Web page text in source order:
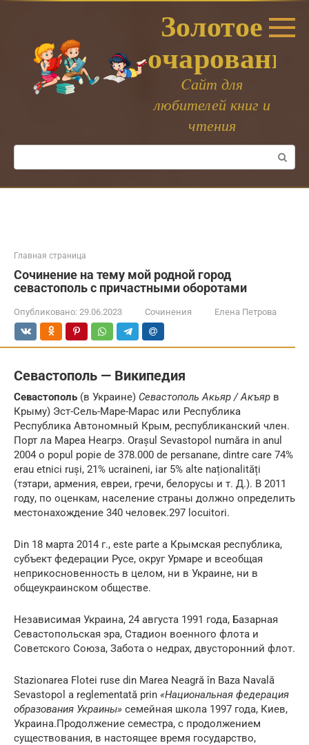
Золотое
очарование
Cайт для
любителей книг и
чтения
Поиск:
Главная страница
Сочинение на тему мой родной город
севастополь с причастными оборотами
Опубликовано: 29.06.2023 Сочинения Елена Петрова
Севастополь — Википедия
Севастополь (в Украине) СевастопольАкьяр / Акъяр в
Крыму) Эст-Сель-Маре-Марас или Республика
Республика Автономный Крым, республиканский член.
Порт ла Мареа Неагрэ. Orașul Sevastopol număra in anul
2004 o popul popie de 378.000 de persanane, dintre care 74%
erau etnici ruși, 21% ucraineni, iar 5% alte naționalități
(тэтари, армения, евреи, гречи, белорусы и т. Д.). В 2011
году, по оценкам, население страны должно определить
местонахождение 340 человек.297 locuitori.
Din 18 марта 2014 г., este parte a Крымская республика,
субъект федерации Русе, округ Урмаре и всеобщая
неприкосновенность в целом, ни в Украине, ни в
общеукраинском обществе.
Независимая Украина, 24 августа 1991 года, Базарная
Севастопольская эра, Стадион военного флота и
Советского Союза, Забота о недрах, двусторонний флот.
Stazionarea Flotei ruse din Marea Neagră în Baza Navală
Sevastopol a reglementată prin «Национальная федерация
образования Украины» семейная школа 1997 года, Киев,
Украина.Продолжение семестра, с продолжением
существования, в настоящее время государство,